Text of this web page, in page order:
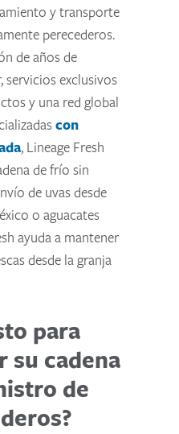
y transporte
perecederos.
de años de
servicios exclusivos
y una red global
con
, Lineage Fresh
de frío sin
de uvas desde
o aguacates
ayuda a mantener
desde la granja
para
su cadena
de